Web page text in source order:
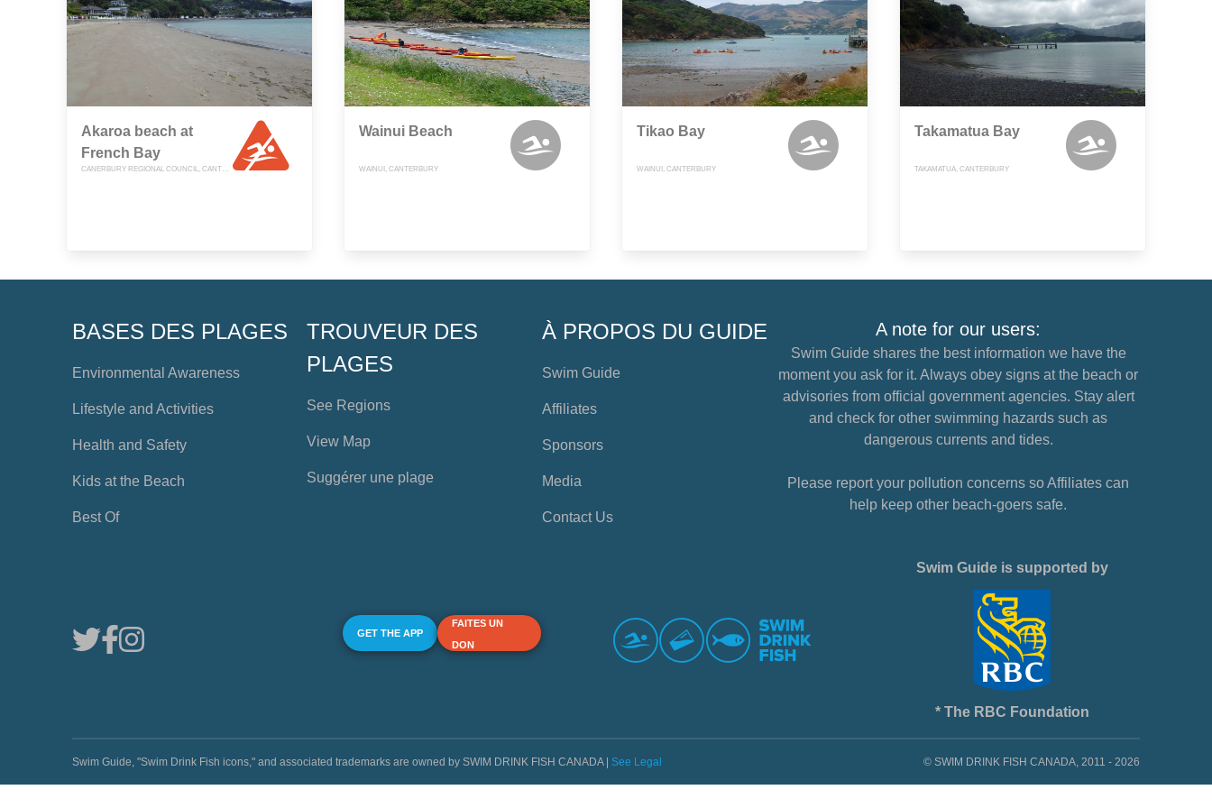
Akaroa beach at
French Bay
CANERBURY REGIONAL COUNCIL, CANTERBURY
Wainui Beach
WAINUI, CANTERBURY
Tikao Bay
WAINUI, CANTERBURY
Takamatua Bay
TAKAMATUA, CANTERBURY
BASES DES PLAGES
Environmental Awareness
Lifestyle and Activities
Health and Safety
Kids at the Beach
Best Of
TROUVEUR DES
PLAGES
See Regions
View Map
Suggérer une plage
À PROPOS DU GUIDE
Swim Guide
Affiliates
Sponsors
Media
Contact Us
A note for our users:
Swim Guide shares the best information we have the
moment you ask for it. Always obey signs at the beach or
advisories from official government agencies. Stay alert
and check for other swimming hazards such as
dangerous currents and tides.
Please report your pollution concerns so Affiliates can
help keep other beach-goers safe.
GET THE APP
FAITES UN
DON
Swim Guide is supported by
* The RBC Foundation
Swim Guide, "Swim Drink Fish icons," and associated trademarks are owned by SWIM DRINK FISH CANADA | See Legal © SWIM DRINK FISH CANADA, 2011 - 2026